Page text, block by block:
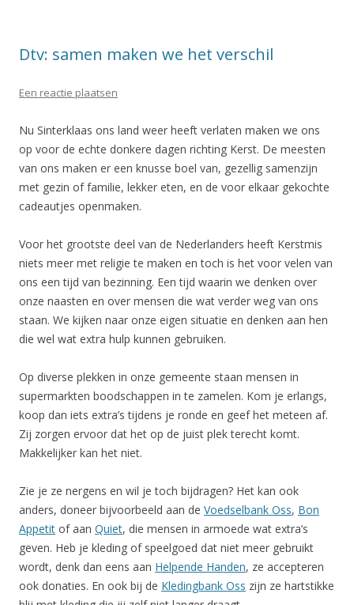
Dtv: samen maken we het verschil
Een reactie plaatsen
Nu Sinterklaas ons land weer heeft verlaten maken we ons
op voor de echte donkere dagen richting Kerst. De meesten
van ons maken er een knusse boel van, gezellig samenzijn
met gezin of familie, lekker eten, en de voor elkaar gekochte
cadeautjes openmaken.
Voor het grootste deel van de Nederlanders heeft Kerstmis
niets meer met religie te maken en toch is het voor velen van
ons een tijd van bezinning. Een tijd waarin we denken over
onze naasten en over mensen die wat verder weg van ons
staan. We kijken naar onze eigen situatie en denken aan hen
die wel wat extra hulp kunnen gebruiken.
Op diverse plekken in onze gemeente staan mensen in
supermarkten boodschappen in te zamelen. Kom je erlangs,
koop dan iets extra’s tijdens je ronde en geef het meteen af.
Zij zorgen ervoor dat het op de juist plek terecht komt.
Makkelijker kan het niet.
Zie je ze nergens en wil je toch bijdragen? Het kan ook
anders, doneer bijvoorbeeld aan de Voedselbank Oss, Bon
Appetit of aan Quiet, die mensen in armoede wat extra’s
geven. Heb je kleding of speelgoed dat niet meer gebruikt
wordt, denk dan eens aan Helpende Handen, ze accepteren
ook donaties. En ook bij de Kledingbank Oss zijn ze hartstikke